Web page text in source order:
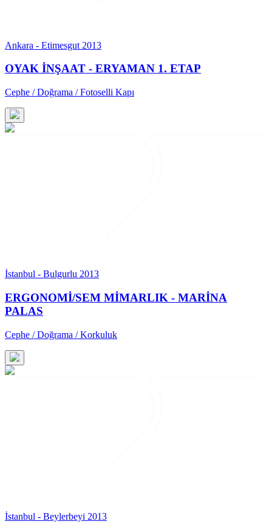
Ankara - Etimesgut 2013
OYAK İNŞAAT - ERYAMAN 1. ETAP
Cephe / Doğrama / Fotoselli Kapı
İstanbul - Bulgurlu 2013
ERGONOMİ/SEM MİMARLIK - MARİNA
PALAS
Cephe / Doğrama / Korkuluk
İstanbul - Beylerbeyi 2013